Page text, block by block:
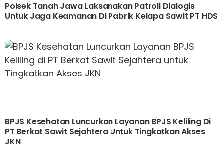
Polsek Tanah Jawa Laksanakan Patroli Dialogis
Untuk Jaga Keamanan Di Pabrik Kelapa Sawit PT HDS
BPJS Kesehatan Luncurkan Layanan BPJS Keliling Di
PT Berkat Sawit Sejahtera Untuk Tingkatkan Akses
JKN